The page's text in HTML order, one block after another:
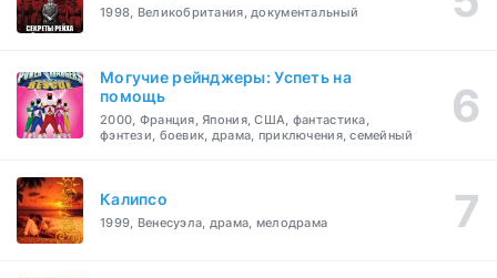
1998, Великобритания, документальный
Могучие рейнджеры: Успеть на
помощь
2000, Франция, Япония, США, фантастика,
фэнтези, боевик, драма, приключения, семейный
Калипсо
1999, Венесуэла, драма, мелодрама